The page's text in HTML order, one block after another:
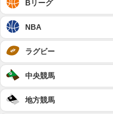
Bリーグ
NBA
ラグビー
中央競馬
地方競馬